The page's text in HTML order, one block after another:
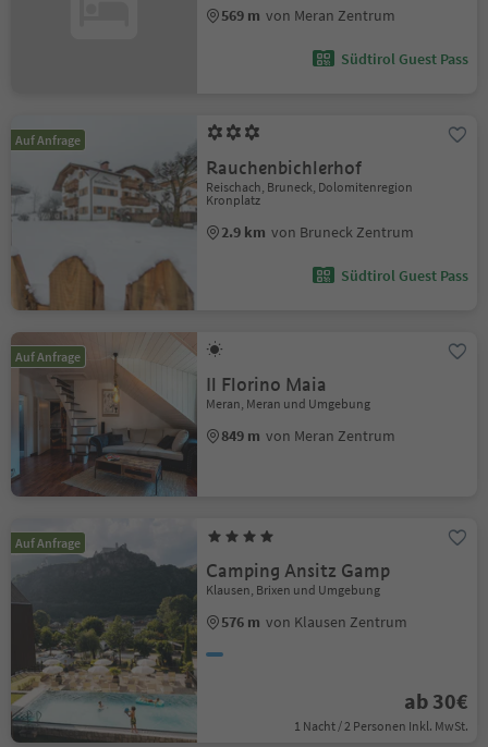
569 m von Meran Zentrum
Südtirol Guest Pass
Auf Anfrage
Rauchenbichlerhof
Reischach, Bruneck, Dolomitenregion
Kronplatz
2.9 km von Bruneck Zentrum
Südtirol Guest Pass
Auf Anfrage
Il Florino Maia
Meran, Meran und Umgebung
849 m von Meran Zentrum
Auf Anfrage
Camping Ansitz Gamp
Klausen, Brixen und Umgebung
576 m von Klausen Zentrum
ab 30€
1 Nacht / 2 Personen Inkl. MwSt.